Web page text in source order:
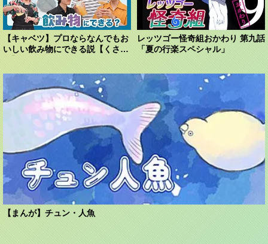
【キャベツ】プロならなんでもお
いしい飲み物にできる説【くさ
や】
レッツゴー怪奇組おかわり 第九話
「夏の行楽スペシャル」
【まんが】チュン・人魚